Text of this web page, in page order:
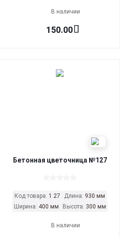
В наличии
150.00
Бетонная цветочница №127
Код товара: 1.27 Длина: 930 мм
Ширина: 400 мм Высота: 300 мм
В наличии